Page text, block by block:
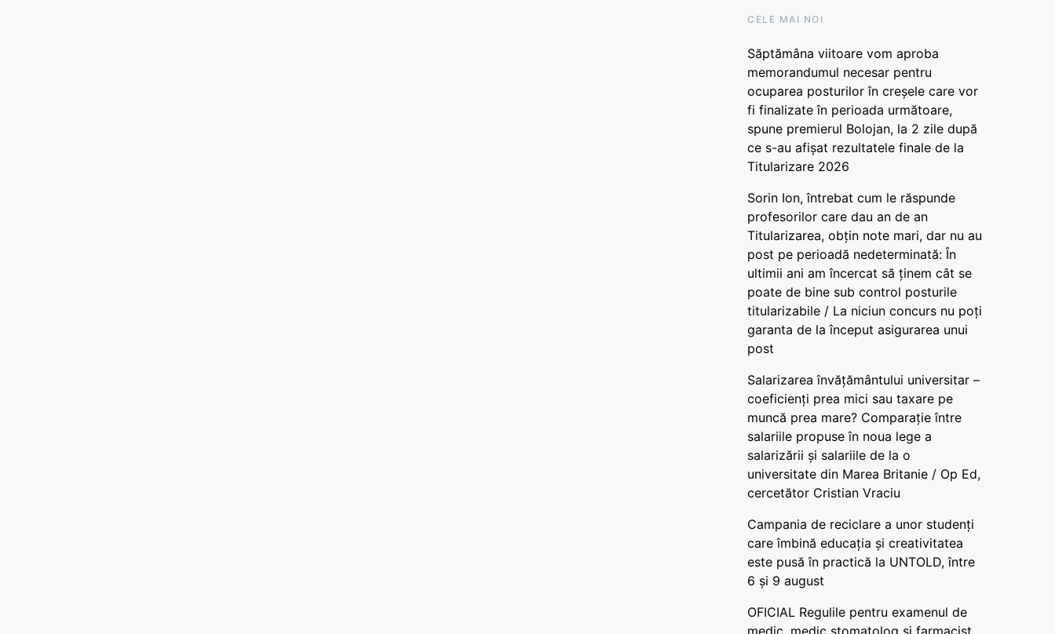
CELE MAI NOI
Săptămâna viitoare vom aproba
memorandumul necesar pentru
ocuparea posturilor în creșele care vor
fi finalizate în perioada următoare,
spune premierul Bolojan, la 2 zile după
ce s-au afișat rezultatele finale de la
Titularizare 2026
Sorin Ion, întrebat cum le răspunde
profesorilor care dau an de an
Titularizarea, obțin note mari, dar nu au
post pe perioadă nedeterminată: În
ultimii ani am încercat să ținem cât se
poate de bine sub control posturile
titularizabile / La niciun concurs nu poți
garanta de la început asigurarea unui
post
Salarizarea învățământului universitar –
coeficienți prea mici sau taxare pe
muncă prea mare? Comparație între
salariile propuse în noua lege a
salarizării și salariile de la o
universitate din Marea Britanie / Op Ed,
cercetător Cristian Vraciu
Campania de reciclare a unor studenți
care îmbină educația și creativitatea
este pusă în practică la UNTOLD, între
6 și 9 august
OFICIAL Regulile pentru examenul de
medic, medic stomatolog și farmacist